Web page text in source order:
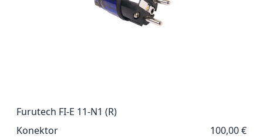
Furutech FI-E 11-N1 (R)
Konektor
100,00 €